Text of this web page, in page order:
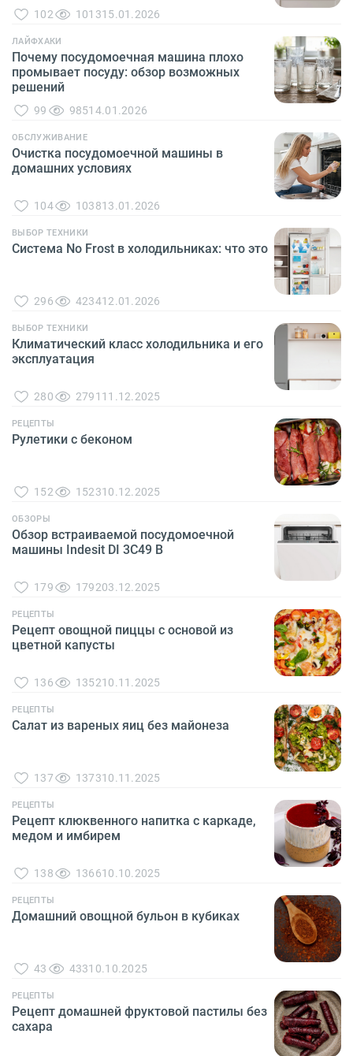
102 101315.01.2026
ЛАЙФХАКИ
Почему посудомоечная машина плохо
промывает посуду: обзор возможных
решений
99 98514.01.2026
ОБСЛУЖИВАНИЕ
Очистка посудомоечной машины в
домашних условиях
104 103813.01.2026
ВЫБОР ТЕХНИКИ
Система No Frost в холодильниках: что это
296 423412.01.2026
ВЫБОР ТЕХНИКИ
Климатический класс холодильника и его
эксплуатация
280 2791 11.12.2025
РЕЦЕПТЫ
Рулетики с беконом
152 152310.12.2025
ОБЗОРЫ
Обзор встраиваемой посудомоечной
машины Indesit DI 3C49 B
179 179203.12.2025
РЕЦЕПТЫ
Рецепт овощной пиццы с основой из
цветной капусты
136 135210.11.2025
РЕЦЕПТЫ
Салат из вареных яиц без майонеза
137 137310.11.2025
РЕЦЕПТЫ
Рецепт клюквенного напитка с каркаде,
медом и имбирем
138 136610.10.2025
РЕЦЕПТЫ
Домашний овощной бульон в кубиках
43 43310.10.2025
РЕЦЕПТЫ
Рецепт домашней фруктовой пастилы без
сахара